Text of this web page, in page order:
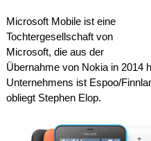
Microsoft Mobile ist eine
Tochtergesellschaft von
Microsoft, die aus der
Übernahme von Nokia in 2014
Unternehmens ist Espoo/
obliegt Stephen Elop.